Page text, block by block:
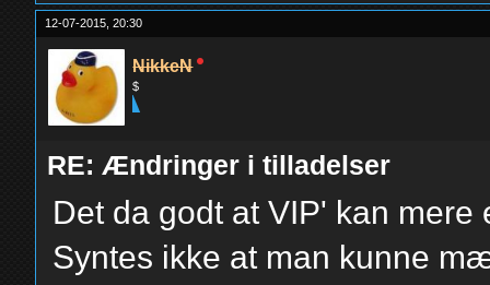
12-07-2015, 20:30
NikkeN
$
RE: Ændringer i tilladelser
Det da godt at VIP' kan
Syntes ikke at man kunne